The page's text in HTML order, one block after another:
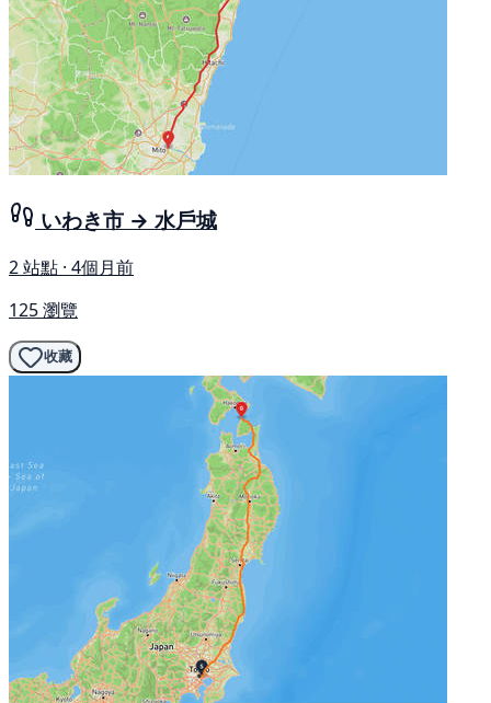
いわき市 → 水戶城
2 站點 · 4個月前
125 瀏覽
收藏